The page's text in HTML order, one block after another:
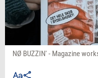
NØ BUZZIN' - Magazine